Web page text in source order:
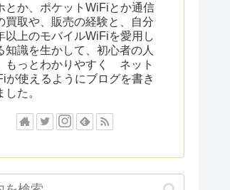
とか、ポケットWiFiとか通信
買取や、販売の経験と、自分
以上のモバイルWiFiを愛用し
知識を生かして、初心者の人
もっとわかりやすく ネット
が使えるようにブログを書き
した。